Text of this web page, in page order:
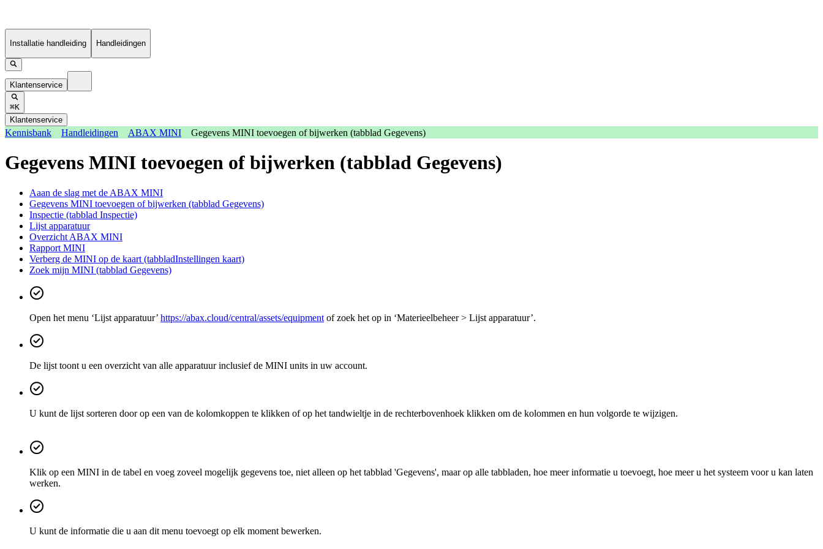
Installatie handleiding Handleidingen
Klantenservice
⌘K
Klantenservice
Kennisbank Handleidingen ABAX MINI Gegevens MINI toevoegen of bijwerken (tabblad Gegevens)
Gegevens MINI toevoegen of bijwerken (tabblad Gegevens)
Aaan de slag met de ABAX MINI
Gegevens MINI toevoegen of bijwerken (tabblad Gegevens)
Inspectie (tabblad Inspectie)
Lijst apparatuur
Overzicht ABAX MINI
Rapport MINI
Verberg de MINI op de kaart (tabbladInstellingen kaart)
Zoek mijn MINI (tabblad Gegevens)
Open het menu ‘Lijst apparatuur’ https://abax.cloud/central/assets/equipment of zoek het op in ‘Materieelbeheer > Lijst apparatuur’.
De lijst toont u een overzicht van alle apparatuur inclusief de MINI units in uw account.
U kunt de lijst sorteren door op een van de kolomkoppen te klikken of op het tandwieltje in de rechterbovenhoek klikken om de kolommen en hun volgorde te wijzigen.
Klik op een MINI in de tabel en voeg zoveel mogelijk gegevens toe, niet alleen op het tabblad 'Gegevens', maar op alle tabbladen, hoe meer informatie u toevoegt, hoe meer u het systeem voor u kan laten
werken.
U kunt de informatie die u aan dit menu toevoegt op elk moment bewerken.